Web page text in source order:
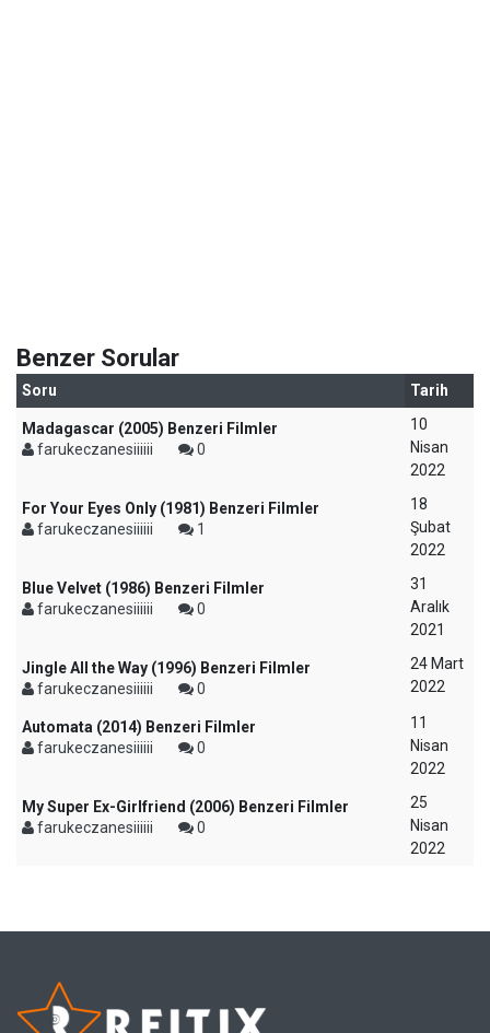
Benzer Sorular
Soru Tarih
Madagascar (2005) Benzeri Filmler
farukeczanesiiiiii
0
10
Nisan
2022
For Your Eyes Only (1981) Benzeri Filmler
farukeczanesiiiiii
1
18
Şubat
2022
Blue Velvet (1986) Benzeri Filmler
farukeczanesiiiiii
0
31
Aralık
2021
Jingle All the Way (1996) Benzeri Filmler
farukeczanesiiiiii
0
24 Mart
2022
Automata (2014) Benzeri Filmler
farukeczanesiiiiii
0
11
Nisan
2022
My Super Ex-Girlfriend (2006) Benzeri Filmler
farukeczanesiiiiii
0
25
Nisan
2022